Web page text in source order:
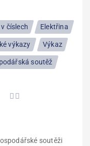
číslech Elektřina
výkazy Výkaz
soutěž
soutěži